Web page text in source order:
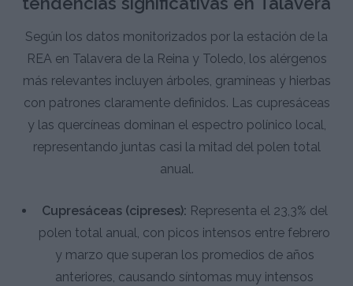
Según los datos monitorizados por la estación de la
REA en Talavera de la Reina y Toledo, los alérgenos
más relevantes incluyen árboles, gramíneas y hierbas
con patrones claramente definidos. Las cupresáceas
y las quercíneas dominan el espectro polínico local,
representando juntas casi la mitad del polen total
anual.
Cupresáceas (cipreses): Representa el 23,3% del
polen total anual, con picos intensos entre febrero
y marzo que superan los promedios de años
anteriores, causando síntomas muy intensos